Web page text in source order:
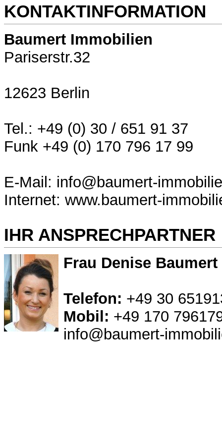
KONTAKTINFORMATION
Baumert Immobilien
Pariserstr.32
12623 Berlin
Tel.: +49 (0) 30 / 651 91 37
Funk +49 (0) 170 796 17 99
E-Mail: info@baumert-
Internet: www.baumert-
IHR ANSPRECHPARTNER
Frau Denise Baumert
Telefon: +49 30
Mobil: +49 170
info@baumert-